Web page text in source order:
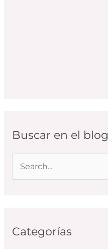
Buscar en el blog
a
Categorías